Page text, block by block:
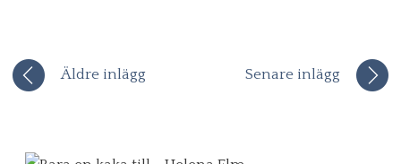
Äldre inlägg Senare inlägg